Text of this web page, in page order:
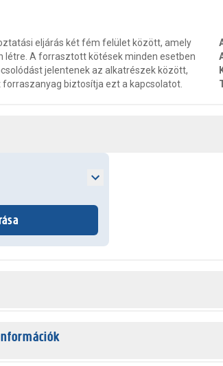
eljárás két fém felület között, amely
létre. A forrasztott kötések minden esetben
jelentenek az alkatrészek között,
biztosítja ezt a kapcsolatot.